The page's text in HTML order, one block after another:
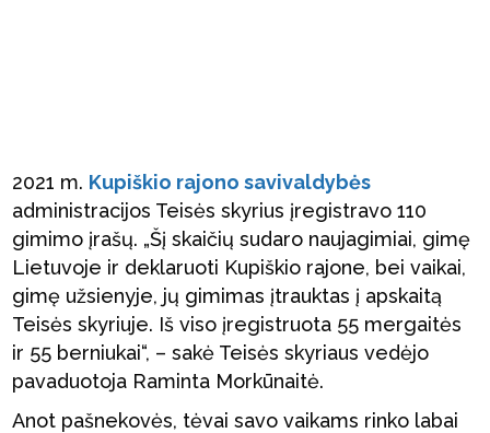
2021 m. Kupiškio rajono savivaldybės
administracijos Teisės skyrius įregistravo 110
gimimo įrašų. „Šį skaičių sudaro naujagimiai, gimę
Lietuvoje ir deklaruoti Kupiškio rajone, bei vaikai,
gimę užsienyje, jų gimimas įtrauktas į apskaitą
Teisės skyriuje. Iš viso įregistruota 55 mergaitės
ir 55 berniukai“, – sakė Teisės skyriaus vedėjo
pavaduotoja Raminta Morkūnaitė.
Anot pašnekovės, tėvai savo vaikams rinko labai